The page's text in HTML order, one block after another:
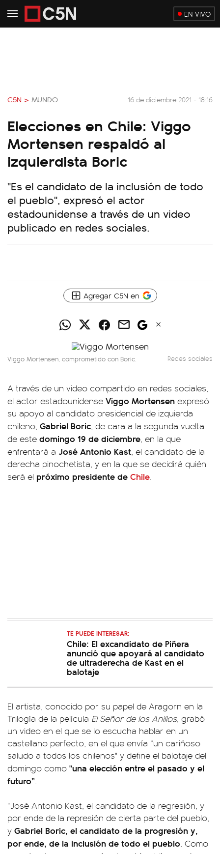
EN VIVO
C5N > MUNDO 16 de diciembre 2021 - 18:16
Elecciones en Chile: Viggo
Mortensen respaldó al
izquierdista Boric
"Es el candidato de la inclusión de todo
el pueblo", expresó el actor
estadounidense a través de un video
publicado en redes sociales.
Agregar C5N en
Viggo Mortensen, comprometido con Boric. Redes sociales
A través de un video compartido en redes sociales,
el actor estadounidense Viggo Mortensen expresó
su apoyo al candidato presidencial de izquierda
chileno, Gabriel Boric, de cara a la segunda vuelta
de este domingo 19 de diciembre, en la que
enfrentará a José Antonio Kast, el candidato de la
derecha pinochetista, y en la que se decidirá quién
será el próximo presidente de Chile.
TE PUEDE INTERESAR:
Chile: El excandidato de Piñera
anunció que apoyará al candidato
de ultraderecha de Kast en el
balotaje
El artista, conocido por su papel de Aragorn en la
Trilogía de la película El Señor de los Anillos, grabó
un video en el que se lo escucha hablar en un
castellano perfecto, en el que envía “un cariñoso
saludo a todos los chilenos" y define el balotaje del
domingo como "una elección entre el pasado y el
futuro”.
“José Antonio Kast, el candidato de la regresión, y
por ende de la represión de cierta parte del pueblo,
y Gabriel Boric, el candidato de la progresión y,
por ende, de la inclusión de todo el pueblo. Como